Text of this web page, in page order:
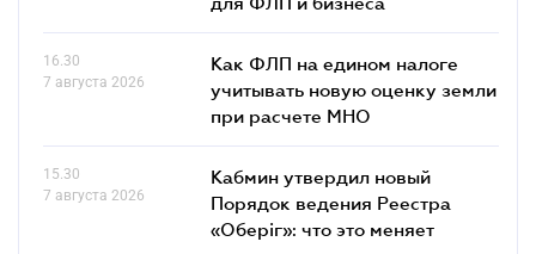
16.30
7 августа 2026
Как ФЛП на едином налоге
учитывать новую оценку земли
при расчете МНО
15.30
7 августа 2026
Кабмин утвердил новый
Порядок ведения Реестра
«Оберіг»: что это меняет